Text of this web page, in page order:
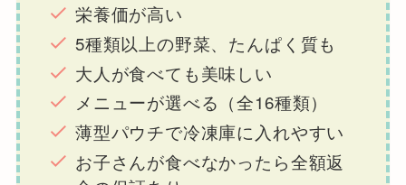
栄養価が高い
5種類以上の野菜、たんぱく質も
大人が食べても美味しい
メニューが選べる（全16種類）
薄型パウチで冷凍庫に入れやすい
お子さんが食べなかったら全額返